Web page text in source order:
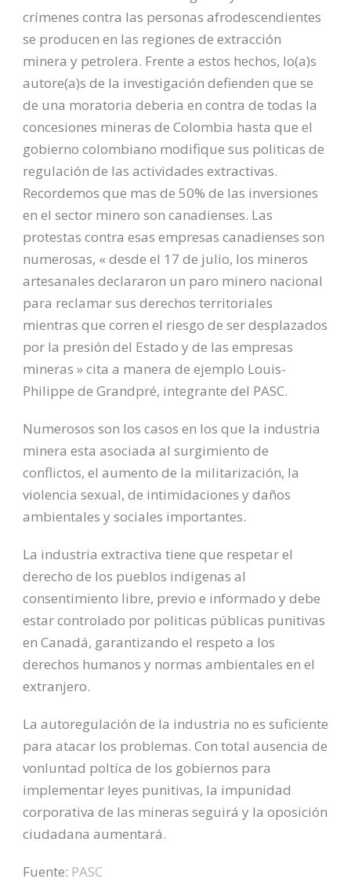
crímenes contra las personas afrodescendientes
se producen en las regiones de extracción
minera y petrolera. Frente a estos hechos, lo(a)s
autore(a)s de la investigación defienden que se
de una moratoria deberia en contra de todas la
concesiones mineras de Colombia hasta que el
gobierno colombiano modifique sus politicas de
regulación de las actividades extractivas.
Recordemos que mas de 50% de las inversiones
en el sector minero son canadienses. Las
protestas contra esas empresas canadienses son
numerosas, « desde el 17 de julio, los mineros
artesanales declararon un paro minero nacional
para reclamar sus derechos territoriales
mientras que corren el riesgo de ser desplazados
por la presión del Estado y de las empresas
mineras » cita a manera de ejemplo Louis-
Philippe de Grandpré, integrante del PASC.
Numerosos son los casos en los que la industria
minera esta asociada al surgimiento de
conflictos, el aumento de la militarización, la
violencia sexual, de intimidaciones y daños
ambientales y sociales importantes.
La industria extractiva tiene que respetar el
derecho de los pueblos indigenas al
consentimiento libre, previo e informado y debe
estar controlado por politicas públicas punitivas
en Canadá, garantizando el respeto a los
derechos humanos y normas ambientales en el
extranjero.
La autoregulación de la industria no es suficiente
para atacar los problemas. Con total ausencia de
vonluntad poltíca de los gobiernos para
implementar leyes punitivas, la impunidad
corporativa de las mineras seguirá y la oposición
ciudadana aumentará.
Fuente: PASC